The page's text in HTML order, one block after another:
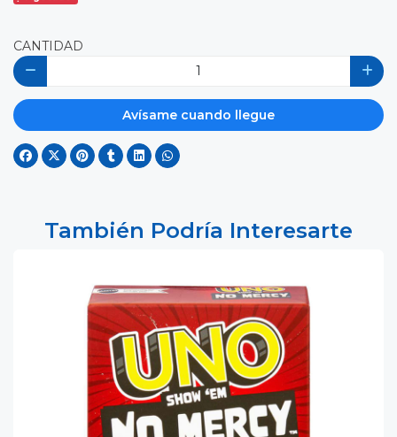
CANTIDAD
Avísame cuando llegue
También Podría Interesarte